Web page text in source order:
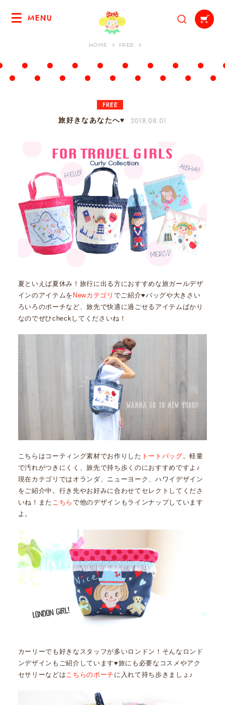
MENU
HOME FREE
FREE
旅好きなあなたへ♥ 2018.08.01
夏といえば夏休み！旅行に出る方におすすめな旅ガールデザ
インのアイテムを Newカテゴリ でご紹介♥バッグや大きさい
ろいろのポーチなど、旅先で快適に過ごせるアイテムばかり
なのでぜひcheckしてくださいね！
こちらはコーティング素材でお作りした トートバッグ 。軽量
で汚れがつきにくく、旅先で持ち歩くのにおすすめですよ♪
現在カテゴリではオランダ、ニューヨーク、ハワイデザイン
をご紹介中。行き先やお好みに合わせてセレクトしてくださ
いね！また こちらで他のデザインもラインナップしています
よ。
カーリーでも好きなスタッフが多いロンドン！そんなロンド
ンデザインもご紹介しています♥旅にも必要なコスメやアク
セサリーなどは こちらのポーチ に入れて持ち歩きましょ♪